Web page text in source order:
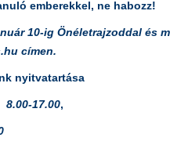
emberekkel, ne habozz!
10-ig Önéletrajzoddal és
címen.
nyitvatartása
8.00-17.00,